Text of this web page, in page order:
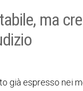
ma
già espresso nei